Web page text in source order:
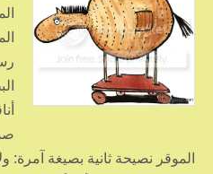
الموقر نصيحة ثانية بصيغة آمرة: